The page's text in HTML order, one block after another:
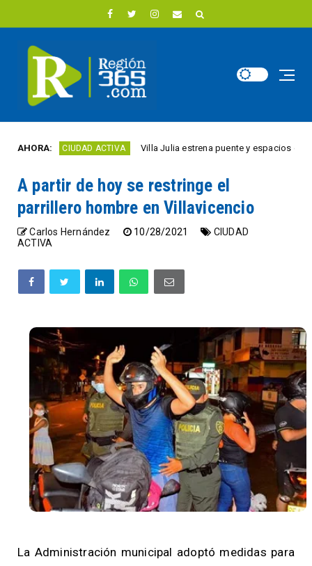
AHORA:
CIUDAD ACTIVA Villa Julia estrena puente y espacios comerciales
A partir de hoy se restringe el
parrillero hombre en Villavicencio
Carlos Hernández 10/28/2021
CIUDAD
ACTIVA
La Administración municipal adoptó medidas para